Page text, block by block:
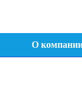
О